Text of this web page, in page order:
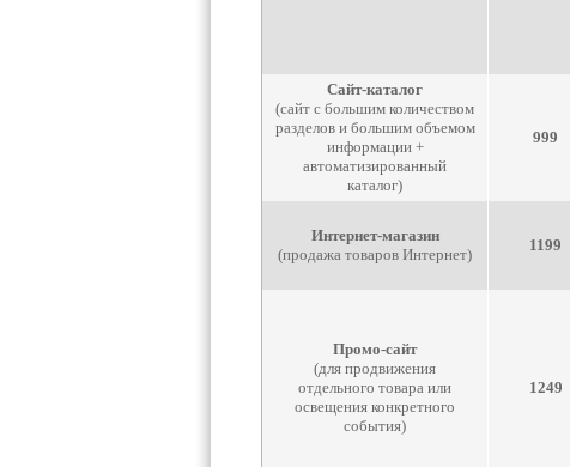
Сайт-каталог
(сайт с большим количеством
разделов и большим объемом
информации +
автоматизированный
каталог)
999
Интернет-магазин
(продажа товаров Интернет)
1199
Промо-сайт
(для продвижения
отдельного товара или
освещения конкретного
события)
1249